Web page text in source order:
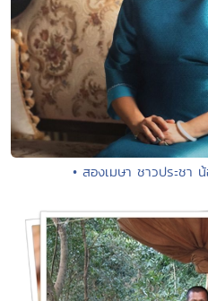
• สองเมษา ชาวประชา